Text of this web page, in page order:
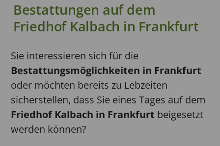
Bestattungen auf dem
Friedhof Kalbach in Frankfurt
Sie interessieren sich für die
Bestattungsmöglichkeiten in Frankfurt
oder möchten bereits zu Lebzeiten
sicherstellen, dass Sie eines Tages auf dem
Friedhof Kalbach in Frankfurt beigesetzt
werden können?